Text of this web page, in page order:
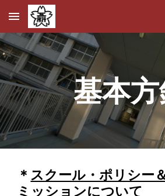
Skip to main content
基本
＊ スクール・ポリシー
ミッションについて